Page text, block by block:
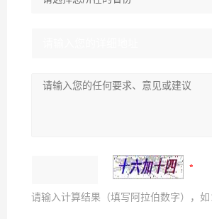
请输入计算结果（填写阿拉伯数字），